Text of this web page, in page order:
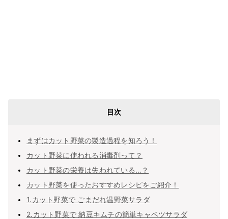
目次
まずはカット野菜の製造過程を知ろう！
カット野菜に使われる消毒剤って？
カット野菜の栄養は失われている…？
カット野菜を使ったおすすめレシピをご紹介！
1.カット野菜で ごまだれ温野菜サラダ
2.カット野菜で 納豆キムチの簡単キャベツサラダ